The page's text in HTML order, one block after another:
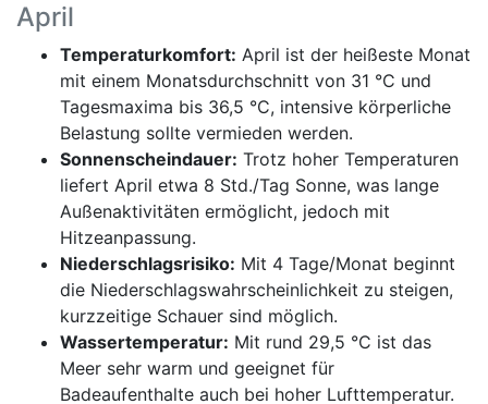
April
Temperaturkomfort: April ist der heißeste Monat
mit einem Monatsdurchschnitt von 31 °C und
Tagesmaxima bis 36,5 °C, intensive körperliche
Belastung sollte vermieden werden.
Sonnenscheindauer: Trotz hoher Temperaturen
liefert April etwa 8 Std./Tag Sonne, was lange
Außenaktivitäten ermöglicht, jedoch mit
Hitzeanpassung.
Niederschlagsrisiko: Mit 4 Tage/Monat beginnt
die Niederschlagswahrscheinlichkeit zu steigen,
kurzzeitige Schauer sind möglich.
Wassertemperatur: Mit rund 29,5 °C ist das
Meer sehr warm und geeignet für
Badeaufenthalte auch bei hoher Lufttemperatur.